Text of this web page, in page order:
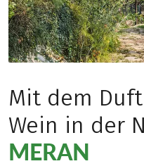
Mit dem
Wein in der
MERAN